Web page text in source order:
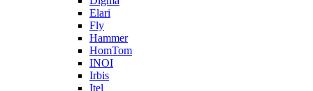
Elari
Fly
Hammer
HomTom
INOI
Irbis
Itel